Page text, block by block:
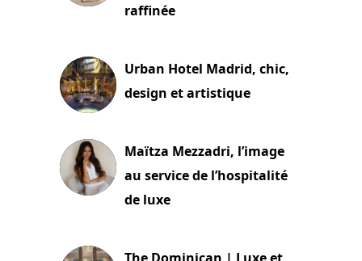
raffinée
Urban Hotel Madrid, chic,
design et artistique
Maïtza Mezzadri, l’image
au service de l’hospitalité
de luxe